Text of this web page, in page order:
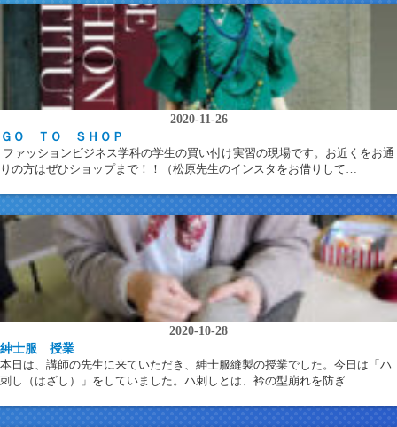
2020-11-26
ＧＯ ＴＯ ＳＨＯＰ
ファッションビジネス学科の学生の買い付け実習の現場です。お近くをお通
りの方はぜひショップまで！！（松原先生のインスタをお借りして…
2020-10-28
紳士服 授業
本日は、講師の先生に来ていただき、紳士服縫製の授業でした。今日は「ハ
刺し（はざし）」をしていました。ハ刺しとは、衿の型崩れを防ぎ…